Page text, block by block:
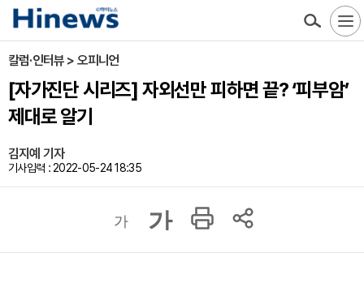
칼럼·인터뷰 > 오피니언
[자가진단 시리즈] 자외선만 피하면 끝? ‘피부암’
제대로 알기
김지예 기자
기사입력 : 2022-05-24 18:35
가 가